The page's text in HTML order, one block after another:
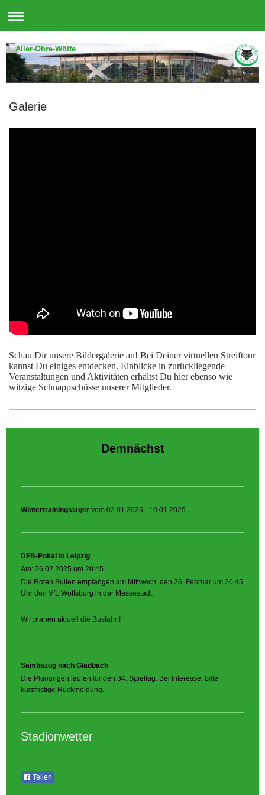
Aller-Ohre-Wölfe
Galerie
Schau Dir unsere Bildergalerie an! Bei Deiner virtuellen Streiftour
kannst Du einiges entdecken. Einblicke in zurückliegende
Veranstaltungen und Aktivitäten erhältst Du hier ebenso wie
witzige Schnappschüsse unserer Mitglieder.
Demnächst
Wintertrainingslager vom 02.01.2025 - 10.01.2025
DFB-Pokal in Leipzig
Am: 26.02.2025 um 20:45
Die Roten Bullen empfangen am Mittwoch, den 26. Februar um 20.45
Uhr den VfL Wolfsburg in der Messestadt.
Wir planen aktuell die Busfahrt!
Sambazug nach Gladbach
Die Planungen laufen für den 34. Spieltag. Bei Interesse, bitte
kurzfristige Rückmeldung.
Stadionwetter
Teilen